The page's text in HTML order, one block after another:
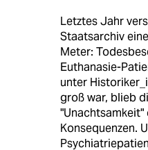
Letztes Jahr
Staatsarchiv
Meter:
Euthanasie-
unter
groß war, blieb
Konsequenzen.